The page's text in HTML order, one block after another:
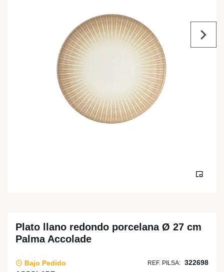
Plato llano redondo porcelana Ø 27 cm
Palma Accolade
Bajo Pedido REF. PILSA: 322698